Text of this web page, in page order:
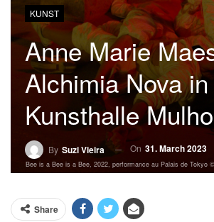
KUNST
Anne Marie
Alchimia Nova
Kunsthalle
By Suzi Vieira On 31. March 2023
Bee is a Bee is a Bee, 2022, performance au Palais de Tokyo
Share